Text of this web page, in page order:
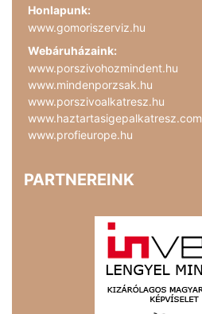
Honlapunk:
www.gomoriszerviz.hu
Webáruházaink:
www.porszivohozmindent.hu
www.mindenporzsak.hu
www.porszivoalkatresz.hu
www.haztartasigepalkatresz.com
www.profieurope.hu
PARTNEREINK